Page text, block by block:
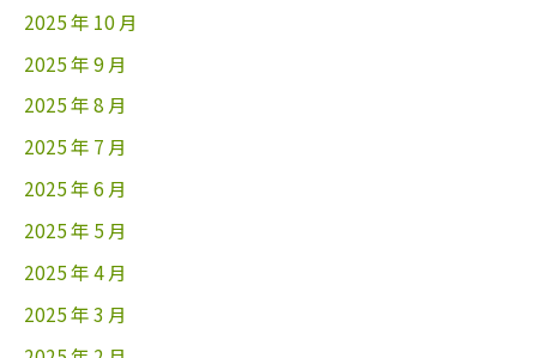
2025 年 10 月
2025 年 9 月
2025 年 8 月
2025 年 7 月
2025 年 6 月
2025 年 5 月
2025 年 4 月
2025 年 3 月